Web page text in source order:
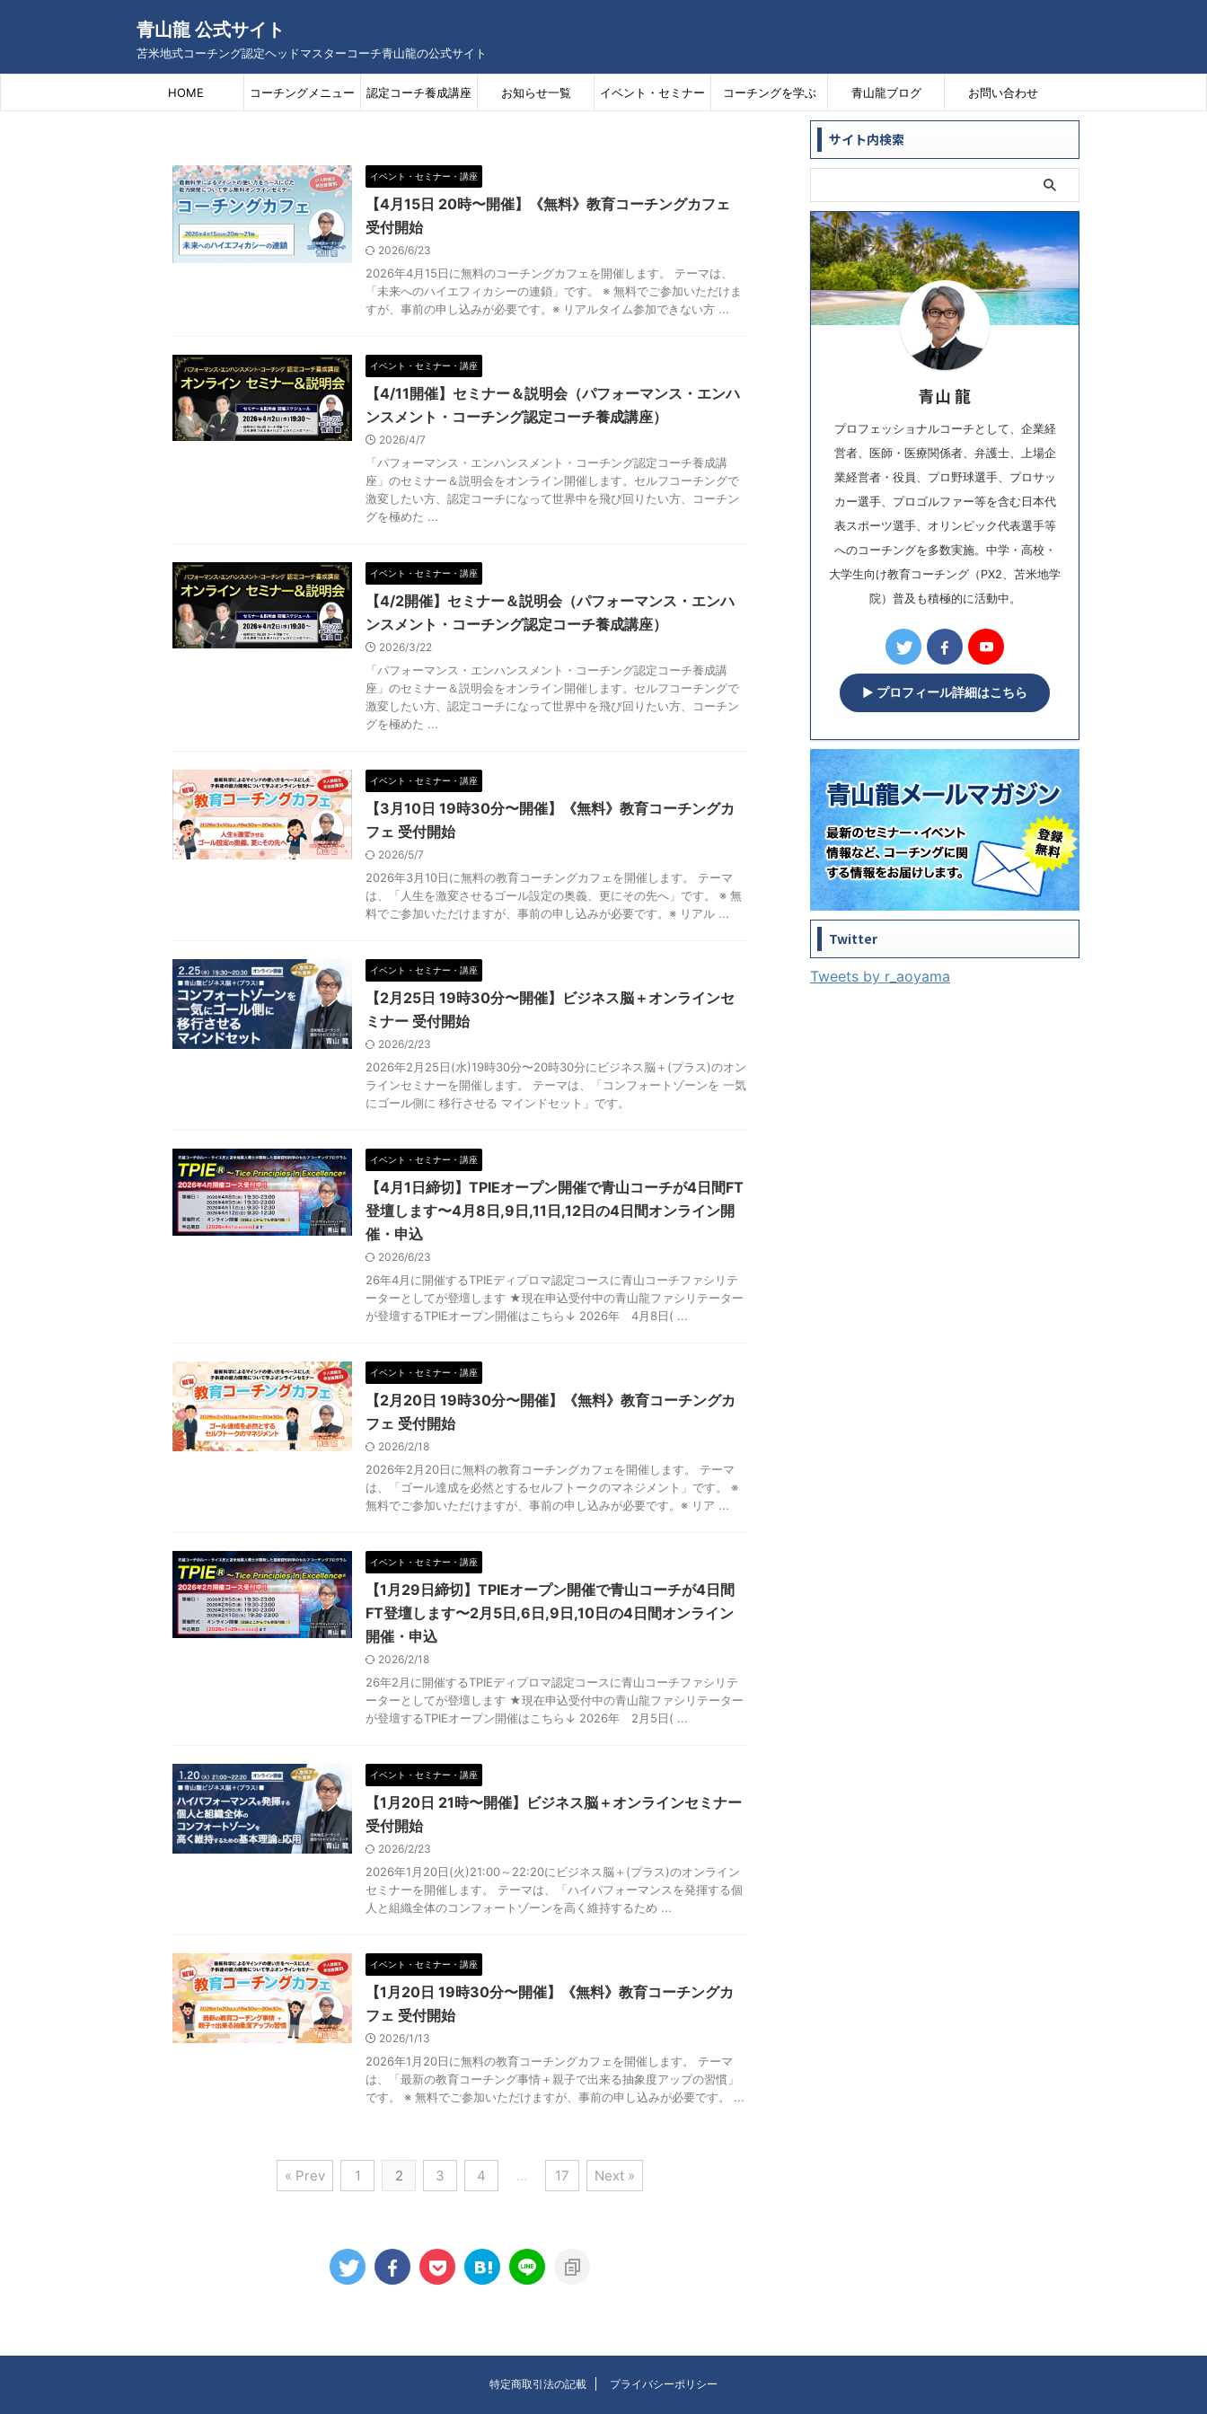
青山龍 公式サイト
苫米地式コーチング認定ヘッドマスターコーチ青山龍の公式サイト
HOME コーチングメニュー 認定コーチ養成講座 お知らせ一覧 イベント・セミナー コーチングを学ぶ 青山龍ブログ お問い合わせ
イベント・セミナー・講座
【4月15日 20時〜開催】《無料》教育コーチングカフェ
受付開始
2026/6/23
2026年4月15日に無料のコーチングカフェを開催します。 テーマは、
「未来へのハイエフィカシーの連鎖」です。 ※ 無料でご参加いただけま
すが、事前の申し込みが必要です。※ リアルタイム参加できない方 ...
イベント・セミナー・講座
【4/11開催】セミナー＆説明会（パフォーマンス・エンハ
ンスメント・コーチング認定コーチ養成講座）
2026/4/7
「パフォーマンス・エンハンスメント・コーチング認定コーチ養成講
座」のセミナー＆説明会をオンライン開催します。セルフコーチングで
激変したい方、認定コーチになって世界中を飛び回りたい方、コーチン
グを極めた ...
イベント・セミナー・講座
【4/2開催】セミナー＆説明会（パフォーマンス・エンハ
ンスメント・コーチング認定コーチ養成講座）
2026/3/22
「パフォーマンス・エンハンスメント・コーチング認定コーチ養成講
座」のセミナー＆説明会をオンライン開催します。セルフコーチングで
激変したい方、認定コーチになって世界中を飛び回りたい方、コーチン
グを極めた ...
イベント・セミナー・講座
【3月10日 19時30分〜開催】《無料》教育コーチングカ
フェ 受付開始
2026/5/7
2026年3月10日に無料の教育コーチングカフェを開催します。 テーマ
は、「人生を激変させるゴール設定の奥義、更にその先へ」です。 ※ 無
料でご参加いただけますが、事前の申し込みが必要です。※ リアル ...
イベント・セミナー・講座
【2月25日 19時30分〜開催】ビジネス脳＋オンラインセ
ミナー 受付開始
2026/2/23
2026年2月25日(水)19時30分〜20時30分にビジネス脳＋(プラス)のオン
ラインセミナーを開催します。 テーマは、「コンフォートゾーンを 一気
にゴール側に 移行させる マインドセット」です。
イベント・セミナー・講座
【4月1日締切】TPIEオープン開催で青山コーチが4日間FT
登壇します〜4月8日,9日,11日,12日の4日間オンライン開
催・申込
2026/6/23
26年4月に開催するTPIEディプロマ認定コースに青山コーチファシリテ
ーターとしてが登壇します ★現在申込受付中の青山龍ファシリテーター
が登壇するTPIEオープン開催はこちら↓ 2026年 4月8日( ...
イベント・セミナー・講座
【2月20日 19時30分〜開催】《無料》教育コーチングカ
フェ 受付開始
2026/2/18
2026年2月20日に無料の教育コーチングカフェを開催します。 テーマ
は、「ゴール達成を必然とするセルフトークのマネジメント」です。 ※
無料でご参加いただけますが、事前の申し込みが必要です。※ リア ...
イベント・セミナー・講座
【1月29日締切】TPIEオープン開催で青山コーチが4日間
FT登壇します〜2月5日,6日,9日,10日の4日間オンライン
開催・申込
2026/2/18
26年2月に開催するTPIEディプロマ認定コースに青山コーチファシリテ
ーターとしてが登壇します ★現在申込受付中の青山龍ファシリテーター
が登壇するTPIEオープン開催はこちら↓ 2026年 2月5日( ...
イベント・セミナー・講座
【1月20日 21時〜開催】ビジネス脳＋オンラインセミナー
受付開始
2026/2/23
2026年1月20日(火)21:00～22:20にビジネス脳＋(プラス)のオンライン
セミナーを開催します。 テーマは、「ハイパフォーマンスを発揮する個
人と組織全体のコンフォートゾーンを高く維持するため ...
イベント・セミナー・講座
【1月20日 19時30分〜開催】《無料》教育コーチングカ
フェ 受付開始
2026/1/13
2026年1月20日に無料の教育コーチングカフェを開催します。 テーマ
は、「最新の教育コーチング事情＋親子で出来る抽象度アップの習慣」
です。 ※ 無料でご参加いただけますが、事前の申し込みが必要です。 ...
« Prev 1 2 3 4 … 17 Next »
サイト内検索
青山 龍
プロフェッショナルコーチとして、企業経
営者、医師・医療関係者、弁護士、上場企
業経営者・役員、プロ野球選手、プロサッ
カー選手、プロゴルファー等を含む日本代
表スポーツ選手、オリンピック代表選手等
へのコーチングを多数実施。中学・高校・
大学生向け教育コーチング（PX2、苫米地学
院）普及も積極的に活動中。
▶︎ プロフィール詳細はこちら
Twitter
Tweets by r_aoyama
特定商取引法の記載 プライバシーポリシー